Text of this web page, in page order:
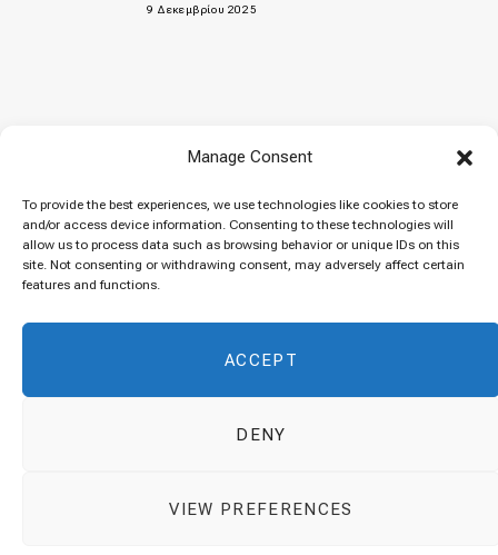
Manage Consent
To provide the best experiences, we use technologies like cookies to store
and/or access device information. Consenting to these technologies will
allow us to process data such as browsing behavior or unique IDs on this
site. Not consenting or withdrawing consent, may adversely affect certain
features and functions.
ACCEPT
DENY
VIEW PREFERENCES
9 Δεκεμβρίου 2025
© 2026 Cuisinovia - Republishing Recipes and Images is Prohibited.
Απαγορεύεται η Αναδημοσίευση των Συνταγών και των Φωτογραφιών.